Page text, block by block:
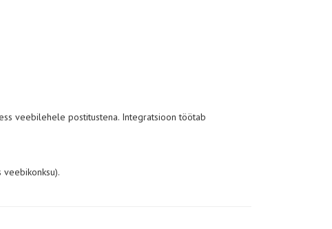
veebilehele postitustena. Integratsioon töötab
veebikonksu).